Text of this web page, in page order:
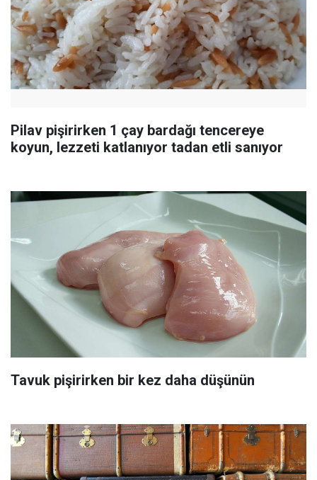
Pilav pişirirken 1 çay bardağı tencereye
koyun, lezzeti katlanıyor tadan etli sanıyor
Tavuk pişirirken bir kez daha düşünün